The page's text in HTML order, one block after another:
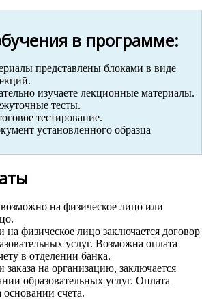
в программе:
представлены блоками в виде
изучаете лекционные материалы.
тесты.
тестирование.
установленного образца
на физическое лицо или
физическое лицо заключается договор
услуг. Возможна оплата
в отделении банка.
на организацию, заключается
образовательных услуг. Оплата
основании счета.